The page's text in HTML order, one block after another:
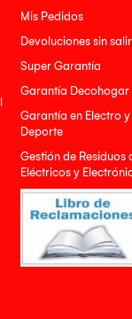
Mis Pedidos
Devoluciones sin
Super Garantía
Garantía Decohogar
Garantía en Electro
Deporte
Gestión de Residuos
Eléctricos y